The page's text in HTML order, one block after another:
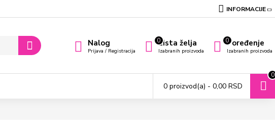
INFORMACIJE
Nalog
Prijava / Registracija
Lista želja
Izabranih proizvoda
0 Poređenje
Izabranih proizvoda
0
0 proizvod(a) - 0,00 RSD
0